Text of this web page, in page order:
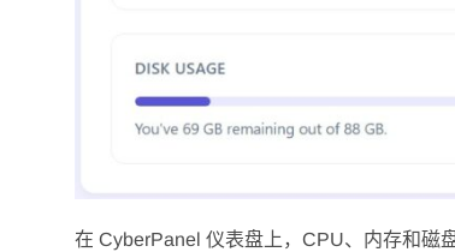
在 CyberPanel 仪表盘上，CPU、内存和磁